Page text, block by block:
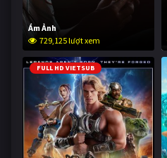
Ám Ảnh
729,125 lượt xem
FULL HD VIETSUB